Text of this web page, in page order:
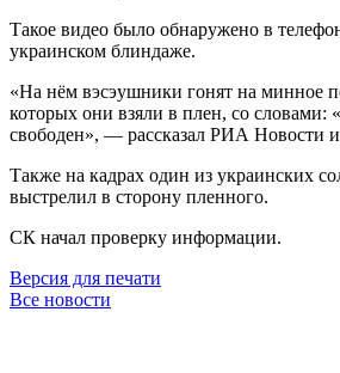
Такое видео было обнаружено в
украинском блиндаже.
«На нём вэсэушники гонят на минное
которых они взяли в плен, со
свободен», — рассказал РИА Новости
Также на кадрах один из украинских
выстрелил в сторону пленного.
СК начал проверку информации.
Версия для печати
Все новости